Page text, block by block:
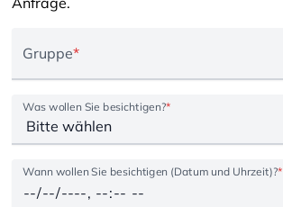
Gruppe*
Was wollen Sie besichtigen?*
Wann wollen Sie besichtigen (Datum und Uhrzeit)?*